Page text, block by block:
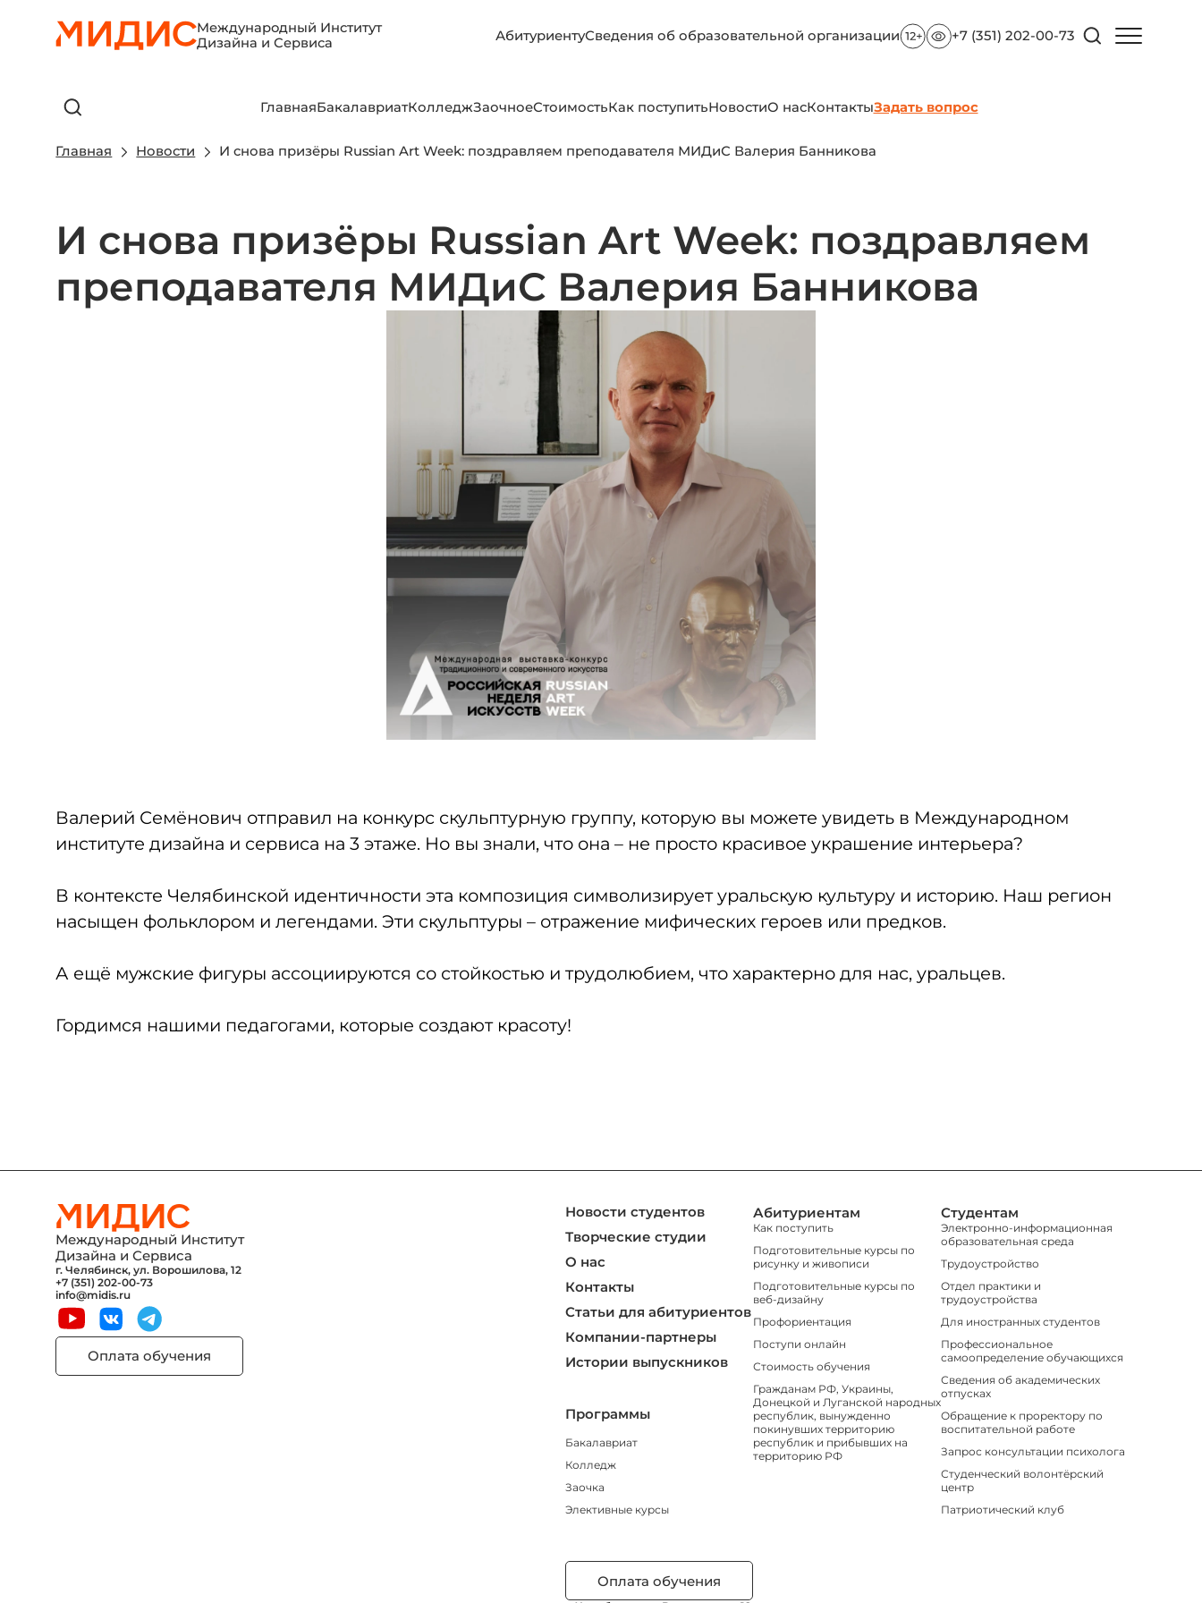
Международный Институт
Дизайна и Сервиса
АбитуриентуСведения об образовательной организации +7 (351) 202-00-73
ГлавнаяБакалавриатКолледжЗаочноеСтоимостьКак поступитьНовостиО насКонтактыЗадать вопрос
Главная Новости И снова призёры Russian Art Week: поздравляем преподавателя МИДиС Валерия Банникова
И снова призёры Russian Art Week: поздравляем
преподавателя МИДиС Валерия Банникова
Валерий Семёнович отправил на конкурс скульптурную группу, которую вы можете увидеть в Международном
институте дизайна и сервиса на 3 этаже. Но вы знали, что она – не просто красивое украшение интерьера?
В контексте Челябинской идентичности эта композиция символизирует уральскую культуру и историю. Наш регион
насыщен фольклором и легендами. Эти скульптуры – отражение мифических героев или предков.
А ещё мужские фигуры ассоциируются со стойкостью и трудолюбием, что характерно для нас, уральцев.
Гордимся нашими педагогами, которые создают красоту!
Международный Институт
Дизайна и Сервиса
г. Челябинск, ул. Ворошилова, 12
+7 (351) 202-00-73
info@midis.ru
Оплата обучения
Новости студентов
Творческие студии
О нас
Контакты
Статьи для абитуриентов
Компании-партнеры
Истории выпускников
Программы
Бакалавриат
Колледж
Заочка
Элективные курсы
Абитуриентам
Как поступить
Подготовительные курсы по
рисунку и живописи
Подготовительные курсы по
веб-дизайну
Профориентация
Поступи онлайн
Стоимость обучения
Гражданам РФ, Украины,
Донецкой и Луганской народных
республик, вынужденно
покинувших территорию
республик и прибывших на
территорию РФ
Студентам
Электронно-информационная
образовательная среда
Трудоустройство
Отдел практики и
трудоустройства
Для иностранных студентов
Профессиональное
самоопределение обучающихся
Сведения об академических
отпусках
Обращение к проректору по
воспитательной работе
Запрос консультации психолога
Студенческий волонтёрский
центр
Патриотический клуб
Оплата обучения